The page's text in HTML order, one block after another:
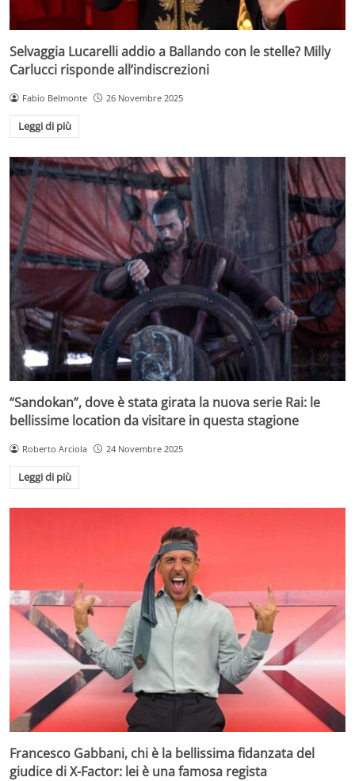
Selvaggia Lucarelli addio a Ballando con le stelle? Milly
Carlucci risponde all’indiscrezioni
Fabio Belmonte 26 Novembre 2025
Leggi di più
“Sandokan”, dove è stata girata la nuova serie Rai: le
bellissime location da visitare in questa stagione
Roberto Arciola 24 Novembre 2025
Leggi di più
Francesco Gabbani, chi è la bellissima fidanzata del
giudice di X-Factor: lei è una famosa regista